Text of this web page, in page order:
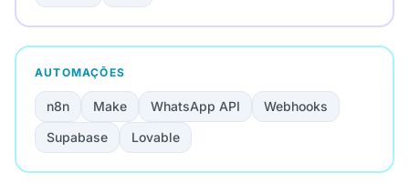
AUTOMAÇÕES
n8n Make WhatsApp API
Webhooks
Supabase
Lovable